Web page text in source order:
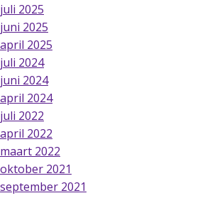
juli 2025
juni 2025
april 2025
juli 2024
juni 2024
april 2024
juli 2022
april 2022
maart 2022
oktober 2021
september 2021